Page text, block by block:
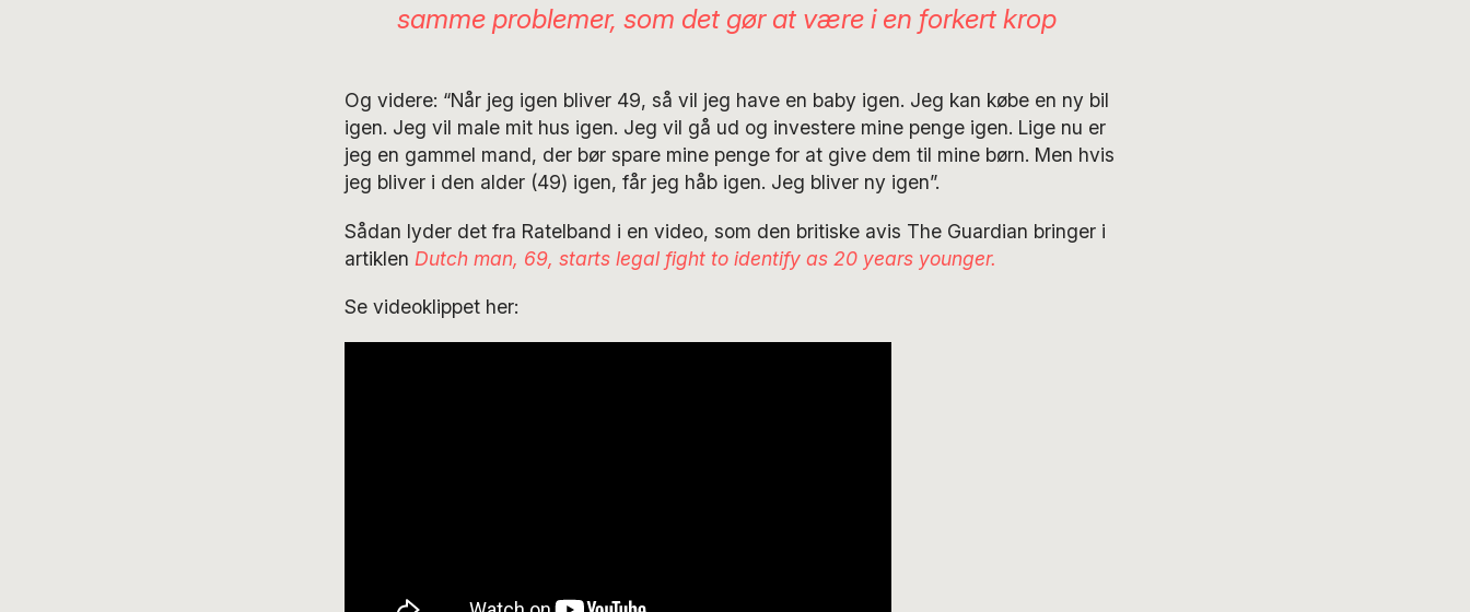
samme problemer, som det gør at være i en forkert krop
Og videre: “Når jeg igen bliver 49, så vil jeg have en baby igen. Jeg kan købe en ny bil
igen. Jeg vil male mit hus igen. Jeg vil gå ud og investere mine penge igen. Lige nu er
jeg en gammel mand, der bør spare mine penge for at give dem til mine børn. Men hvis
jeg bliver i den alder (49) igen, får jeg håb igen. Jeg bliver ny igen”.
Sådan lyder det fra Ratelband i en video, som den britiske avis The Guardian bringer i
artiklen Dutch man, 69, starts legal fight to identify as 20 years younger.
Se videoklippet her: